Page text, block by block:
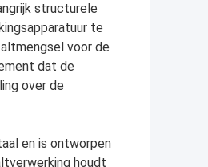
structurele
te
voor de
dat de
over de
en is ontworpen
houdt